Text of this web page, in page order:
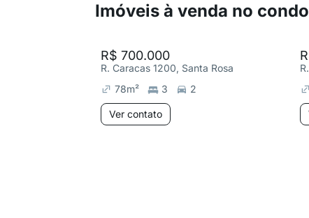
Imóveis à venda no
R$ 700.000
R. Caracas 1200, Santa Rosa
78m² 3 2
Ver contato